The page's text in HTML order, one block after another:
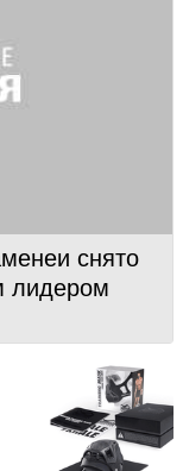
снято
лидером